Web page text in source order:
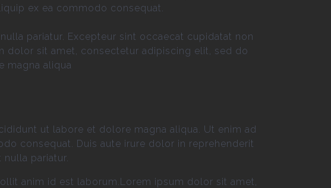
ex ea commodo consequat.
pariatur. Excepteur sint occaecat cupidatat non
dolor sit amet, consectetur adipiscing elit, sed do
magna aliqua
ut labore et dolore magna aliqua. Ut enim ad
consequat. Duis aute irure dolor in reprehenderit
pariatur.
anim id est laborum.Lorem ipsum dolor sit amet,